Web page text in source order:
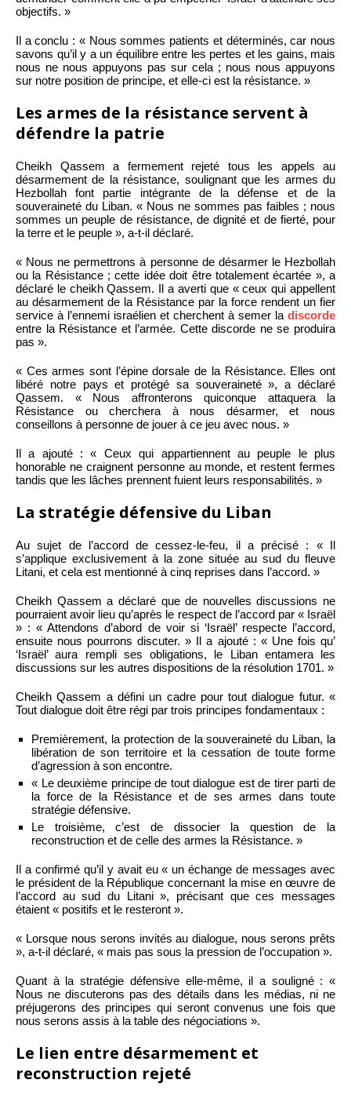
objectifs. »
Il a conclu : « Nous sommes patients et déterminés, car nous
savons qu’il y a un équilibre entre les pertes et les gains, mais
nous ne nous appuyons pas sur cela ; nous nous appuyons
sur notre position de principe, et elle-ci est la résistance. »
Les armes de la résistance servent à
défendre la patrie
Cheikh Qassem a fermement rejeté tous les appels au
désarmement de la résistance, soulignant que les armes du
Hezbollah font partie intégrante de la défense et de la
souveraineté du Liban. « Nous ne sommes pas faibles ; nous
sommes un peuple de résistance, de dignité et de fierté, pour
la terre et le peuple », a-t-il déclaré.
« Nous ne permettrons à personne de désarmer le Hezbollah
ou la Résistance ; cette idée doit être totalement écartée », a
déclaré le cheikh Qassem. Il a averti que « ceux qui appellent
au désarmement de la Résistance par la force rendent un fier
service à l’ennemi israélien et cherchent à semer la discorde
entre la Résistance et l’armée. Cette discorde ne se produira
pas ».
« Ces armes sont l’épine dorsale de la Résistance. Elles ont
libéré notre pays et protégé sa souveraineté », a déclaré
Qassem. « Nous affronterons quiconque attaquera la
Résistance ou cherchera à nous désarmer, et nous
conseillons à personne de jouer à ce jeu avec nous. »
Il a ajouté : « Ceux qui appartiennent au peuple le plus
honorable ne craignent personne au monde, et restent fermes
tandis que les lâches prennent fuient leurs responsabilités. »
La stratégie défensive du Liban
Au sujet de l’accord de cessez-le-feu, il a précisé : « Il
s’applique exclusivement à la zone située au sud du fleuve
Litani, et cela est mentionné à cinq reprises dans l’accord. »
Cheikh Qassem a déclaré que de nouvelles discussions ne
pourraient avoir lieu qu’après le respect de l’accord par « Israël
» : « Attendons d’abord de voir si ‘Israël’ respecte l’accord,
ensuite nous pourrons discuter. » Il a ajouté : « Une fois qu’
‘Israël’ aura rempli ses obligations, le Liban entamera les
discussions sur les autres dispositions de la résolution 1701. »
Cheikh Qassem a défini un cadre pour tout dialogue futur. «
Tout dialogue doit être régi par trois principes fondamentaux :
Premièrement, la protection de la souveraineté du Liban, la
libération de son territoire et la cessation de toute forme
d’agression à son encontre.
« Le deuxième principe de tout dialogue est de tirer parti de
la force de la Résistance et de ses armes dans toute
stratégie défensive.
Le troisième, c’est de dissocier la question de la
reconstruction et de celle des armes la Résistance. »
Il a confirmé qu’il y avait eu « un échange de messages avec
le président de la République concernant la mise en œuvre de
l’accord au sud du Litani », précisant que ces messages
étaient « positifs et le resteront ».
« Lorsque nous serons invités au dialogue, nous serons prêts
», a-t-il déclaré, « mais pas sous la pression de l’occupation ».
Quant à la stratégie défensive elle-même, il a souligné : «
Nous ne discuterons pas des détails dans les médias, ni ne
préjugerons des principes qui seront convenus une fois que
nous serons assis à la table des négociations ».
Le lien entre désarmement et
reconstruction rejeté